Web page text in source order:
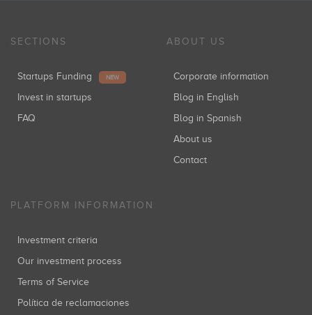
SECTIONS
Startups Funding NEW
Invest in startups
FAQ
ABOUT US
Corporate information
Blog in English
Blog in Spanish
About us
Contact
PLATFORM INFORMATION
Investment criteria
Our investment process
Terms of Service
Política de reclamaciones